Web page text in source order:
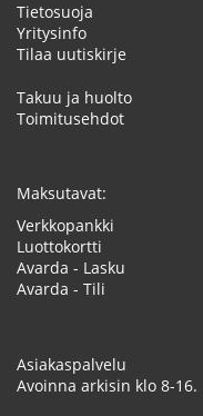
Tietosuoja
Yritysinfo
Tilaa uutiskirje
Takuu ja huolto
Toimitusehdot
Maksutavat:
Verkkopankki
Luottokortti
Avarda - Lasku
Avarda - Tili
Asiakaspalvelu
Avoinna arkisin klo 8-16.